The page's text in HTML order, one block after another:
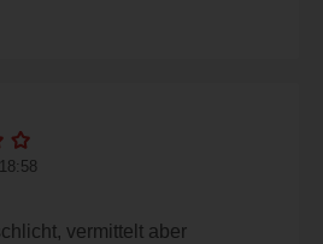
vermittelt aber